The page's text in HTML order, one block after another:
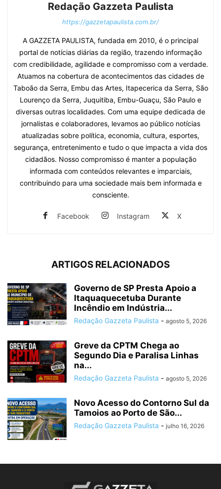
Redação Gazzeta Paulista
https://gazzetapaulista.com.br/
A GAZZETA PAULISTA, fundada em 2010, é o principal
portal de notícias diárias da região, trazendo informação
com credibilidade, agilidade e compromisso com a verdade.
Atuamos na cobertura de acontecimentos das cidades de
Taboão da Serra, Embu das Artes, Itapecerica da Serra, São
Lourenço da Serra, Juquitiba, Embu-Guaçu, São Paulo e
diversas outras localidades. Com uma equipe dedicada de
jornalistas e colaboradores, levamos ao público notícias
atualizadas sobre política, economia, cultura, esportes,
segurança, entretenimento e tudo o que impacta a vida dos
cidadãos. Nosso compromisso é manter a população
informada com conteúdos relevantes e imparciais,
contribuindo para uma sociedade mais bem informada e
consciente.
Facebook Instagram X
ARTIGOS RELACIONADOS
Governo de SP Presta Apoio a
Itaquaquecetuba Durante
Incêndio em Indústria...
Redação Gazzeta Paulista - agosto 5, 2026
Greve da CPTM Chega ao
Segundo Dia e Paralisa Linhas
na...
Redação Gazzeta Paulista - agosto 5, 2026
Novo Acesso do Contorno Sul da
Tamoios ao Porto de São...
Redação Gazzeta Paulista - julho 16, 2026